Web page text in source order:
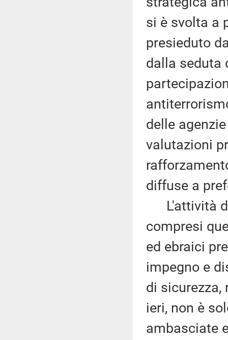
si è svolta a
presieduto
dalla seduta
delle
valutazioni
diffuse a
L'attività di
compresi
ed ebraici
impegno e
di
ieri, non è
ambasciate